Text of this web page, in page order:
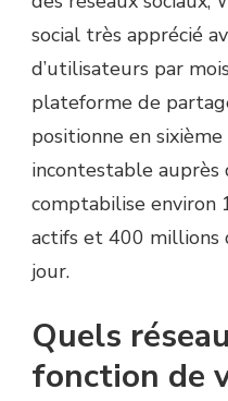
social très apprécié
d’utilisateurs par
plateforme de
positionne en
incontestable
comptabilise environ
actifs et 400 millions
jour.
Quels
fonction de